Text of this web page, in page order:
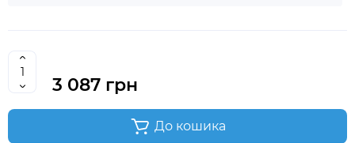
3 087 грн
До кошика